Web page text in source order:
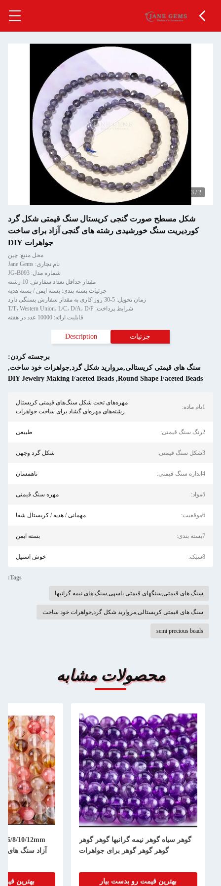
2
/
3
شکل مسطح صورت گنجی کریستال سنگ قیمتی شکل گرد
کوردیریت سنگ خورشیدی رشته های گنجی آزاد برای ساخت
جواهرات DIY
محل منبع: چین
نام تجاری: Jane Gems
شماره مدل: JG-B093
مقدار حداقل تعداد سفارش: 10 رشته
جزئیات بسته بندی: بسته ایمن / بسته هدیه
زمان تحویل: 5-30 روز کاری به مقدار سفارش بستگی دارد
شرایط پرداخت: T/T، Western Union، L/C، D/A، D/P
قابلیت ارائه: 10000 عدد در هفته
جزئیات Description
برجسته کردن:
سنگ های قیمتی کریستالی,مروارید شکل گرد,جواهرات خود ساخت,
Round Shape Faceted Beads
,
DIY Jewelry Making Faceted Beads
1نام ماده:
مهره‌های تخت شکل سنگ‌های قیمتی کریستال
رشته‌های مهره‌ای گشاد برای ساخت جواهرات
2رنگ سنگ قیمتی: طبیعی
3شکل سنگ قیمتی: شکل گرد وجهی
4اندازه سنگ قیمتی: ناهمسان
5مواد: مهره سنگ قیمتی
6موقعيت: مهمانی / هدیه / کریستال شفا
7بسته بندی: بسته ایمن
8سبک: خوش استیل
Tags:
سنگ های قیمتی,سنگهای قیمتی یاسپی,سنگ های نیمه گرانبها
سنگ های قیمتی کریستالی,مروارید شکل گرد,جواهرات خود ساخت
semi precious beads
محصولات مشابه
گوهر سیاه گوهر نیمه گرانبها گوهر گوهر
گوهر گوهر گوهر برای جواهرات
بهترین قیمت رو بدست بیار
آزاد سنگ های
بهترین